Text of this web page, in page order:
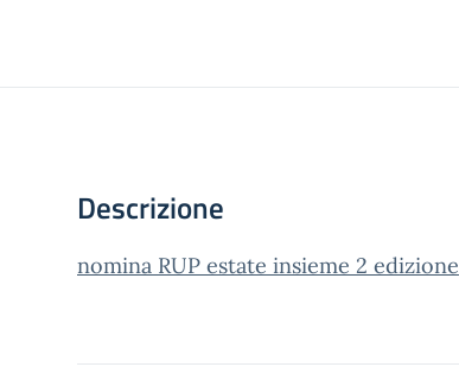
Descrizione
nomina RUP estate insieme 2 edizione